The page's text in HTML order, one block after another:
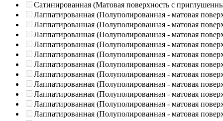
Сатинированная (Матовая поверхность с
Лаппатированная (Полуполированная - матовая
Лаппатированная (Полуполированная - матовая
Лаппатированная (Полуполированная - матовая
Лаппатированная (Полуполированная - матовая
Лаппатированная (Полуполированная - матовая
Лаппатированная (Полуполированная - матовая
Лаппатированная (Полуполированная - матовая
Лаппатированная (Полуполированная - матовая
Лаппатированная (Полуполированная - матовая
Лаппатированная (Полуполированная - матовая
Лаппатированная (Полуполированная - матовая